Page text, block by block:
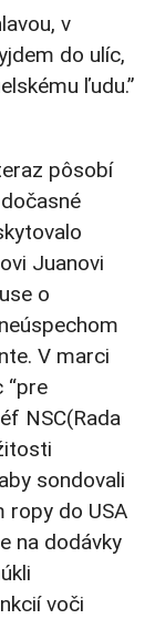
v
do ulíc,
ľudu.”
pôsobí
Juanovi
o
V marci
“pre
NSC(Rada
sondovali
ropy do USA
na dodávky
voči